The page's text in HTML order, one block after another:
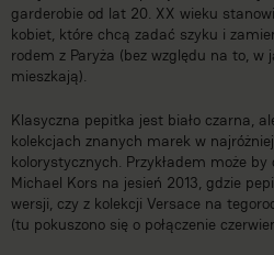
garderobie od lat 20. XX wieku
kobiet, które chcą zadać szyku i
rodem z Paryża (bez względu na to, w
mieszkają).
Klasyczna pepitka jest biało czarna,
kolekcjach znanych marek w
kolorystycznych. Przykładem może
Michael Kors na jesień 2013, gdzie
wersji, czy z kolekcji Versace na
(tu pokuszono się o połączenie